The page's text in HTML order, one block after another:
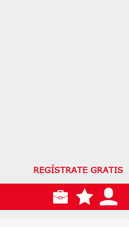
REGÍSTRATE GRATIS